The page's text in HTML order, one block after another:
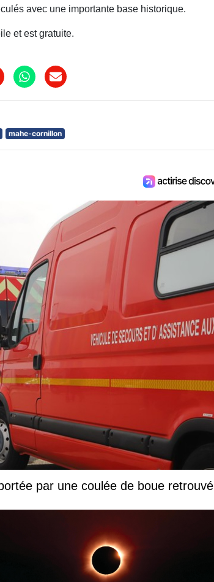
avec une importante base historique.
et est gratuite.
mahe-cornillon
par une coulée de boue retrouvé